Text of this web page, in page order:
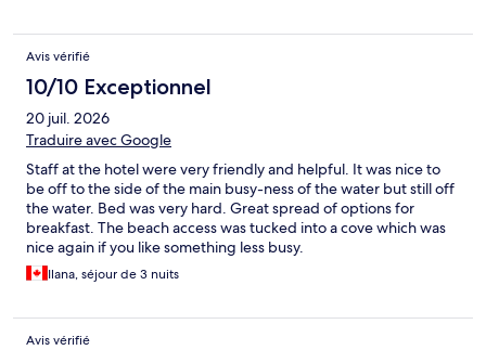
Avis vérifié
10/10 Exceptionnel
20 juil. 2026
Traduire avec Google
Staff at the hotel were very friendly and helpful. It was nice to
be off to the side of the main busy-ness of the water but still off
the water. Bed was very hard. Great spread of options for
breakfast. The beach access was tucked into a cove which was
nice again if you like something less busy.
Ilana, séjour de 3 nuits
Avis vérifié